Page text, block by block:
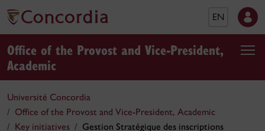
EN
Office of the Provost and Vice-President,
Academic
Université Concordia
Office of the Provost and Vice-President, Academic
Key initiatives
Gestion Stratégique des inscriptions